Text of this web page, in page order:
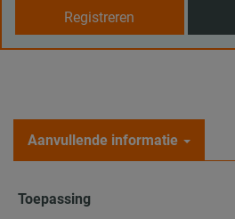
Registreren
Aanvullende informatie
Toepassing